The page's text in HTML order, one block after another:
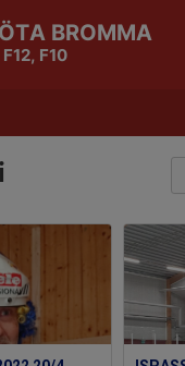
BROMMA
F10